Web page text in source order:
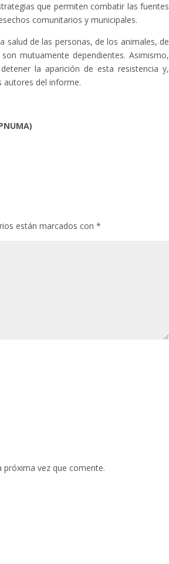
que permiten combatir las fuentes
comunitarios y municipales.
salud de las personas, de los animales, de
mutuamente dependientes. Asimismo,
la aparición de esta resistencia y,
autores del informe.
están marcados con *
vez que comente.